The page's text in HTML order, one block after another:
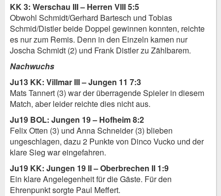
KK 3: Werschau III – Herren VIII 5:5
Obwohl Schmidt/Gerhard Bartesch und Tobias
Schmid/Distler beide Doppel gewinnen konnten, reichte
es nur zum Remis. Denn in den Einzeln kamen nur
Joscha Schmidt (2) und Frank Distler zu Zählbarem.
Nachwuchs
Ju13 KK: Villmar III – Jungen 11 7:3
Mats Tannert (3) war der überragende Spieler in diesem
Match, aber leider reichte dies nicht aus.
Ju19 BOL: Jungen 19 – Hofheim 8:2
Felix Otten (3) und Anna Schneider (3) blieben
ungeschlagen, dazu 2 Punkte von Dinco Vucko und der
klare Sieg war eingefahren.
Ju19 KK: Jungen 19 II – Oberbrechen II 1:9
Ein klare Angelegenheit für die Gäste. Für den
Ehrenpunkt sorgte Paul Meffert.